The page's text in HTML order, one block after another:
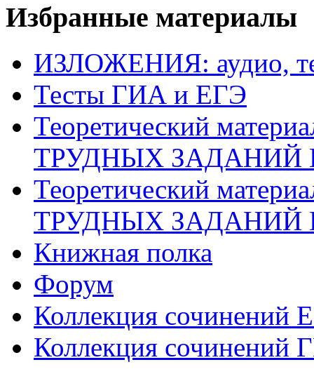
Избранные материалы
ИЗЛОЖЕНИЯ: аудио,
Тесты ГИА и ЕГЭ
Теоретический
ТРУДНЫХ ЗАДАНИЙ
Теоретический
ТРУДНЫХ ЗАДАНИЙ
Книжная полка
Форум
Коллекция сочинений
Коллекция сочинений